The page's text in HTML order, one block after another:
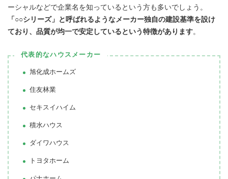
ーシャルなどで企業名を知っているという方も多いでしょう。
「○○シリーズ」と呼ばれるようなメーカー独自の建設基準を設け
ており、品質が均一で安定しているという特徴があります。
代表的なハウスメーカー
旭化成ホームズ
住友林業
セキスイハイム
積水ハウス
ダイワハウス
トヨタホーム